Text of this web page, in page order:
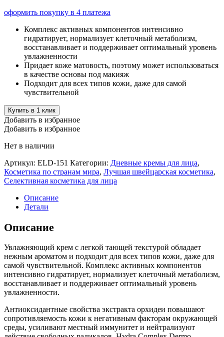
оформить покупку в 4 платежа
Комплекс активных компонентов интенсивно
гидратирует, нормализует клеточный метаболизм,
восстанавливает и поддерживает оптимальный уровень
увлажненности
Придает коже матовость, поэтому может использоваться
в качестве основы под макияж
Подходит для всех типов кожи, даже для самой
чувствительной
Купить в 1 клик
Добавить в избранное
Добавить в избранное
Нет в наличии
Артикул: ELD-151 Категории: Дневные кремы для лица,
Косметика по странам мира, Лучшая швейцарская косметика,
Селективная косметика для лица
Описание
Детали
Описание
Увлажняющий крем с легкой тающей текстурой обладает
нежным ароматом и подходит для всех типов кожи, даже для
самой чувствительной. Комплекс активных компонентов
интенсивно гидратирует, нормализует клеточный метаболизм,
восстанавливает и поддерживает оптимальный уровень
увлажненности.
Антиоксидантные свойства экстракта орхидеи повышают
сопротивляемость кожи к негативным факторам окружающей
среды, усиливают местный иммунитет и нейтрализуют